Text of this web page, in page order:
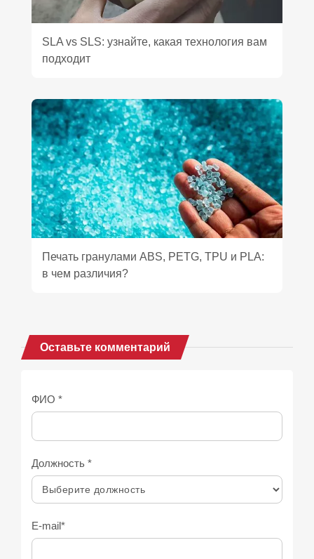
SLA vs SLS: узнайте, какая технология вам
подходит
Печать гранулами ABS, PETG, TPU и PLA:
в чем различия?
Оставьте комментарий
ФИО *
Должность *
E-mail*